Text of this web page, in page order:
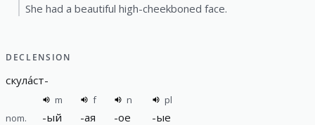
She had a beautiful high-cheekboned face.
DECLENSION
скула́ст-
m f n
pl
nom.
-ый -ая -ое -ые